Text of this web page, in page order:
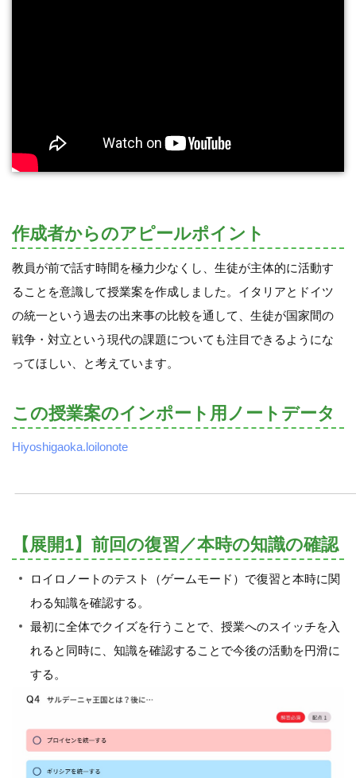
作成者からのアピールポイント
教員が前で話す時間を極力少なくし、生徒が主体的に活動す
ることを意識して授業案を作成しました。イタリアとドイツ
の統一という過去の出来事の比較を通して、生徒が国家間の
戦争・対立という現代の課題についても注目できるようにな
ってほしい、と考えています。
この授業案のインポート用ノートデータ
Hiyoshigaoka.loilonote
【展開1】前回の復習／本時の知識の確認
ロイロノートのテスト（ゲームモード）で復習と本時に関
わる知識を確認する。
最初に全体でクイズを行うことで、授業へのスイッチを入
れると同時に、知識を確認することで今後の活動を円滑に
する。